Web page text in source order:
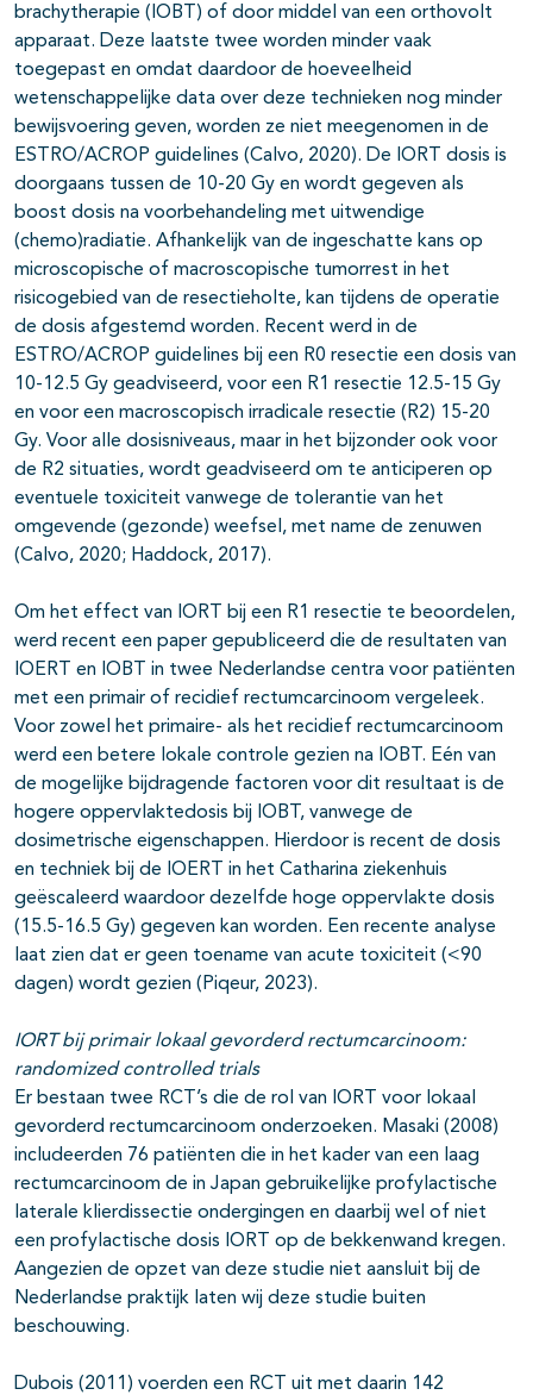
brachytherapie (IOBT) of door middel van een orthovolt
apparaat. Deze laatste twee worden minder vaak
toegepast en omdat daardoor de hoeveelheid
wetenschappelijke data over deze technieken nog minder
bewijsvoering geven, worden ze niet meegenomen in de
ESTRO/ACROP guidelines (Calvo, 2020). De IORT dosis is
doorgaans tussen de 10-20 Gy en wordt gegeven als
boost dosis na voorbehandeling met uitwendige
(chemo)radiatie. Afhankelijk van de ingeschatte kans op
microscopische of macroscopische tumorrest in het
risicogebied van de resectieholte, kan tijdens de operatie
de dosis afgestemd worden. Recent werd in de
ESTRO/ACROP guidelines bij een R0 resectie een dosis van
10-12.5 Gy geadviseerd, voor een R1 resectie 12.5-15 Gy
en voor een macroscopisch irradicale resectie (R2) 15-20
Gy. Voor alle dosisniveaus, maar in het bijzonder ook voor
de R2 situaties, wordt geadviseerd om te anticiperen op
eventuele toxiciteit vanwege de tolerantie van het
omgevende (gezonde) weefsel, met name de zenuwen
(Calvo, 2020; Haddock, 2017).
Om het effect van IORT bij een R1 resectie te beoordelen,
werd recent een paper gepubliceerd die de resultaten van
IOERT en IOBT in twee Nederlandse centra voor patiënten
met een primair of recidief rectumcarcinoom vergeleek.
Voor zowel het primaire- als het recidief rectumcarcinoom
werd een betere lokale controle gezien na IOBT. Eén van
de mogelijke bijdragende factoren voor dit resultaat is de
hogere oppervlaktedosis bij IOBT, vanwege de
dosimetrische eigenschappen. Hierdoor is recent de dosis
en techniek bij de IOERT in het Catharina ziekenhuis
geëscaleerd waardoor dezelfde hoge oppervlakte dosis
(15.5-16.5 Gy) gegeven kan worden. Een recente analyse
laat zien dat er geen toename van acute toxiciteit (<90
dagen) wordt gezien (Piqeur, 2023).
IORT bij primair lokaal gevorderd rectumcarcinoom:
randomized controlled trials
Er bestaan twee RCT’s die de rol van IORT voor lokaal
gevorderd rectumcarcinoom onderzoeken. Masaki (2008)
includeerden 76 patiënten die in het kader van een laag
rectumcarcinoom de in Japan gebruikelijke profylactische
laterale klierdissectie ondergingen en daarbij wel of niet
een profylactische dosis IORT op de bekkenwand kregen.
Aangezien de opzet van deze studie niet aansluit bij de
Nederlandse praktijk laten wij deze studie buiten
beschouwing.
Dubois (2011) voerden een RCT uit met daarin 142